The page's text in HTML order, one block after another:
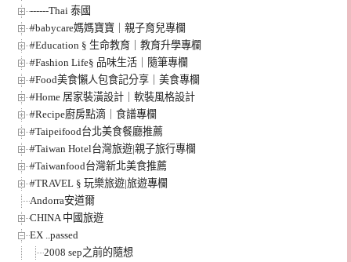
------Thai 泰國
#babycare媽媽寶寶｜親子育兒專欄
#Education § 生命教育｜教育升學專欄
#Fashion Life§ 品味生活｜隨筆專欄
#Food美食懶人包食記分享｜美食專欄
#Home 居家裝潢設計｜軟裝風格設計
#Recipe廚房點滴｜食譜專欄
#Taipeifood台北美食餐廳推薦
#Taiwan Hotel台灣旅遊|親子旅行專欄
#Taiwanfood台灣新北美食推薦
#TRAVEL § 玩樂旅遊|旅遊專欄
Andorra安道爾
CHINA 中國旅遊
EX ..passed
2008 sep之前的隨想